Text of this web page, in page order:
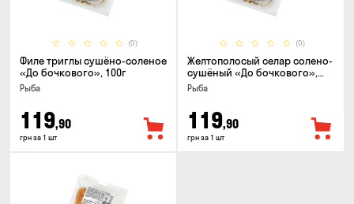
(0)
Филе триглы сушёно-соленое
«До бочкового», 100г
Рыба
119,90
грн за 1 шт
(0)
Желтополосый селар солено-
сушёный «До бочкового»,
100г
Рыба
119,90
грн за 1 шт